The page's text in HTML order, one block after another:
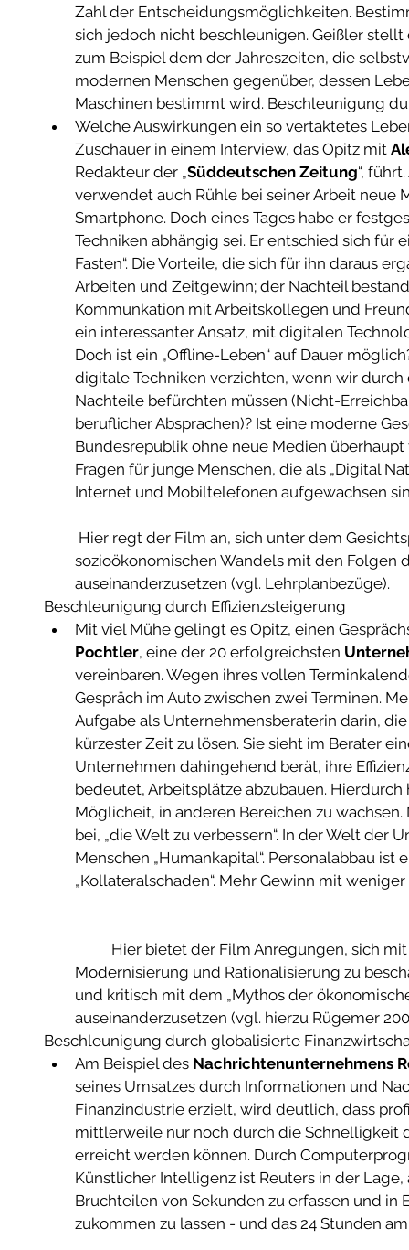
Zahl der Entscheidungsmöglichkeiten.
sich jedoch nicht beschleunigen. Geißler
zum Beispiel dem der Jahreszeiten, die
modernen Menschen gegenüber, dessen
Maschinen bestimmt wird. Beschleunigung
Welche Auswirkungen ein so vertaktetes
Zuschauer in einem Interview, das Opitz mit
Redakteur der „Süddeutschen Zeitung“,
verwendet auch Rühle bei seiner Arbeit neue
Smartphone. Doch eines Tages habe er
Techniken abhängig sei. Er entschied sich für
Fasten“. Die Vorteile, die sich für ihn daraus
Arbeiten und Zeitgewinn; der Nachteil
Kommunkation mit Arbeitskollegen und
ein interessanter Ansatz, mit digitalen
Doch ist ein „Offline-Leben“ auf Dauer
digitale Techniken verzichten, wenn wir
Nachteile befürchten müssen (Nicht-
beruflicher Absprachen)? Ist eine moderne
Bundesrepublik ohne neue Medien
Fragen für junge Menschen, die als „Digital
Internet und Mobiltelefonen aufgewachsen
sozioökonomischen Wandels mit den Folgen
auseinanderzusetzen (vgl. Lehrplanbezüge).
Beschleunigung durch Effizienzsteigerung
Mit viel Mühe gelingt es Opitz, einen
Pochtler, eine der 20 erfolgreichsten
vereinbaren. Wegen ihres vollen
Gespräch im Auto zwischen zwei Terminen.
Aufgabe als Unternehmensberaterin darin,
kürzester Zeit zu lösen. Sie sieht im Berater
Unternehmen dahingehend berät, ihre
bedeutet, Arbeitsplätze abzubauen.
Möglicheit, in anderen Bereichen zu
bei, „die Welt zu verbessern“. In der Welt der
Menschen „Humankapital“. Personalabbau
„Kollateralschaden“. Mehr Gewinn mit
Modernisierung und Rationalisierung zu
und kritisch mit dem „Mythos der
auseinanderzusetzen (vgl. hierzu Rügemer
Beschleunigung durch globalisierte
Am Beispiel des Nachrichtenunternehmens
seines Umsatzes durch Informationen und
Finanzindustrie erzielt, wird deutlich, dass
mittlerweile nur noch durch die Schnelligkeit
erreicht werden können. Durch
Künstlicher Intelligenz ist Reuters in der
Bruchteilen von Sekunden zu erfassen und in
zukommen zu lassen - und das 24 Stunden